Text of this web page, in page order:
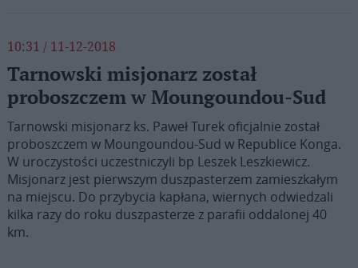
10:31 / 11-12-2018
Tarnowski misjonarz został
proboszczem w Moungoundou-Sud
Tarnowski misjonarz ks. Paweł Turek oficjalnie został
proboszczem w Moungoundou-Sud w Republice Konga.
W uroczystości uczestniczyli bp Leszek Leszkiewicz.
Misjonarz jest pierwszym duszpasterzem zamieszkałym
na miejscu. Do przybycia kapłana, wiernych odwiedzali
kilka razy do roku duszpasterze z parafii oddalonej 40
km.